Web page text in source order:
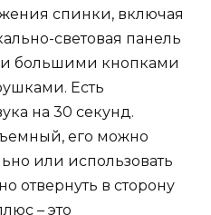
спинки, включая
световая панель
большими кнопками
Есть
на 30 секунд.
его можно
или использовать
отвернуть в сторону
– это